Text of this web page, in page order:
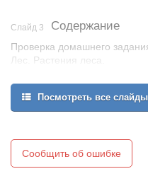
Слайд 3 Содержание
Проверка домашнего
Лес. Растения леса.
Животные леса.
Красная книга.
Итог урока.
Посмотреть все слайды
Сообщить об ошибке